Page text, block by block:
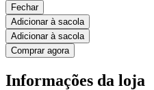
Fechar
Adicionar à sacola
Adicionar à sacola
Comprar agora
Informações da loja